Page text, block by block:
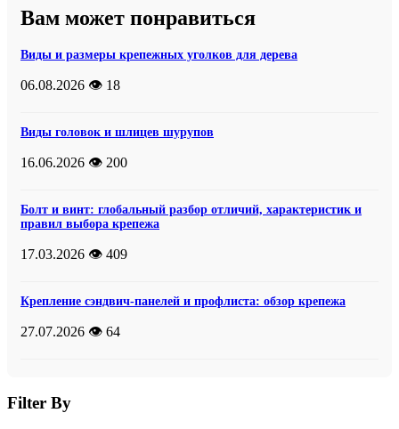
Вам может понравиться
Виды и размеры крепежных уголков для дерева
06.08.2026 👁️ 18
Виды головок и шлицев шурупов
16.06.2026 👁️ 200
Болт и винт: глобальный разбор отличий, характеристик и
правил выбора крепежа
17.03.2026 👁️ 409
Крепление сэндвич-панелей и профлиста: обзор крепежа
27.07.2026 👁️ 64
Filter By